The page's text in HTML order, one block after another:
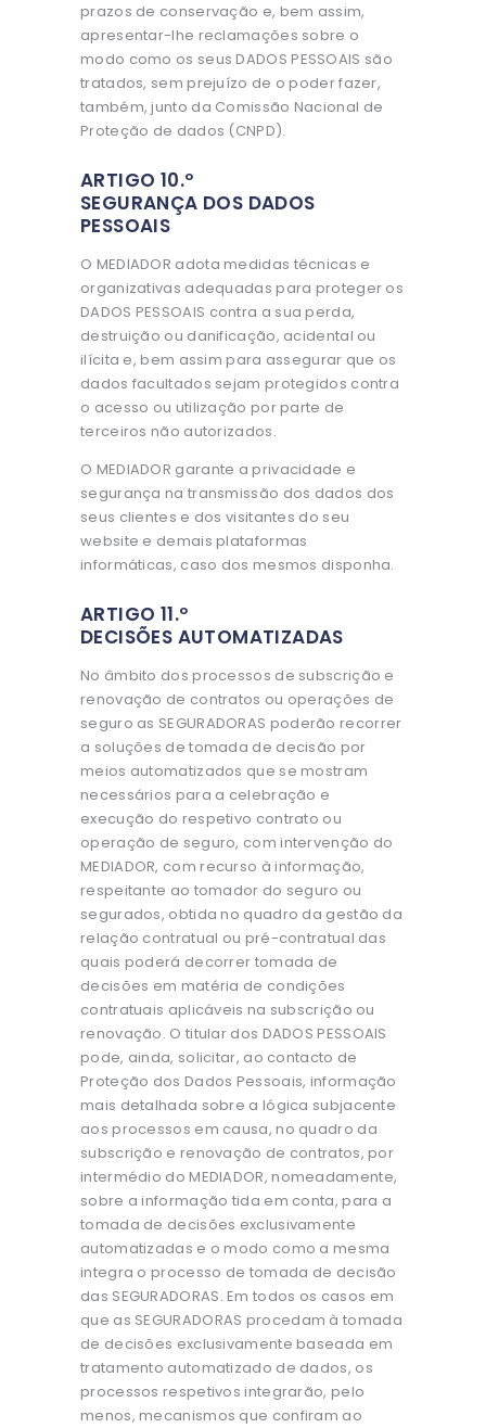
prazos de conservação e, bem assim,
apresentar-lhe reclamações sobre o
modo como os seus DADOS PESSOAIS são
tratados, sem prejuízo de o poder fazer,
também, junto da Comissão Nacional de
Proteção de dados (CNPD).
ARTIGO 10.º
SEGURANÇA DOS DADOS
PESSOAIS
O MEDIADOR adota medidas técnicas e
organizativas adequadas para proteger os
DADOS PESSOAIS contra a sua perda,
destruição ou danificação, acidental ou
ilícita e, bem assim para assegurar que os
dados facultados sejam protegidos contra
o acesso ou utilização por parte de
terceiros não autorizados.
O MEDIADOR garante a privacidade e
segurança na transmissão dos dados dos
seus clientes e dos visitantes do seu
website e demais plataformas
informáticas, caso dos mesmos disponha.
ARTIGO 11.º
DECISÕES AUTOMATIZADAS
No âmbito dos processos de subscrição e
renovação de contratos ou operações de
seguro as SEGURADORAS poderão recorrer
a soluções de tomada de decisão por
meios automatizados que se mostram
necessários para a celebração e
execução do respetivo contrato ou
operação de seguro, com intervenção do
MEDIADOR, com recurso à informação,
respeitante ao tomador do seguro ou
segurados, obtida no quadro da gestão da
relação contratual ou pré-contratual das
quais poderá decorrer tomada de
decisões em matéria de condições
contratuais aplicáveis na subscrição ou
renovação. O titular dos DADOS PESSOAIS
pode, ainda, solicitar, ao contacto de
Proteção dos Dados Pessoais, informação
mais detalhada sobre a lógica subjacente
aos processos em causa, no quadro da
subscrição e renovação de contratos, por
intermédio do MEDIADOR, nomeadamente,
sobre a informação tida em conta, para a
tomada de decisões exclusivamente
automatizadas e o modo como a mesma
integra o processo de tomada de decisão
das SEGURADORAS. Em todos os casos em
que as SEGURADORAS procedam à tomada
de decisões exclusivamente baseada em
tratamento automatizado de dados, os
processos respetivos integrarão, pelo
menos, mecanismos que confiram ao